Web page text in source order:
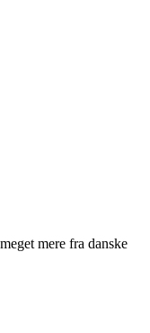
mere fra danske